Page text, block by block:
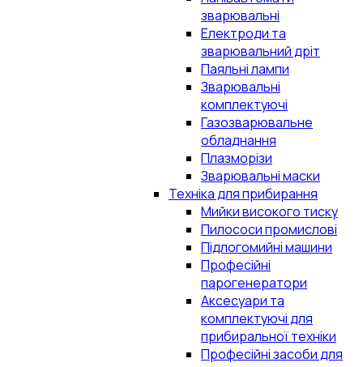
зварювальні
Електроди та
зварювальний дріт
Паяльні лампи
Зварювальні
комплектуючі
Газозварювальне
обладнання
Плазморізи
Зварювальні маски
Техніка для прибирання
Мийки високого тиску
Пилососи промислові
Підлогомийні машини
Професійні
парогенератори
Аксесуари та
комплектуючі для
прибиральної техніки
Професійні засоби для